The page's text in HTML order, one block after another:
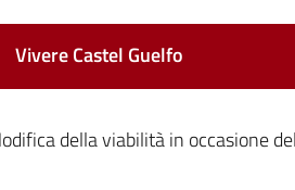
Vivere Castel Guelfo
della viabilità in occasione